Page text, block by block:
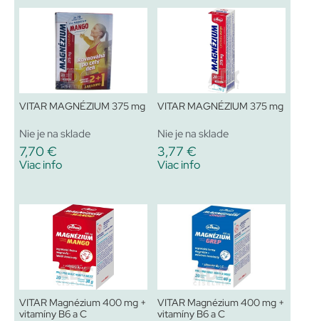
VITAR MAGNÉZIUM 375 mg
Nie je na sklade
7,70 €
Viac info
VITAR MAGNÉZIUM 375 mg
Nie je na sklade
3,77 €
Viac info
VITAR Magnézium 400 mg +
vitamíny B6 a C
VITAR Magnézium 400 mg +
vitamíny B6 a C